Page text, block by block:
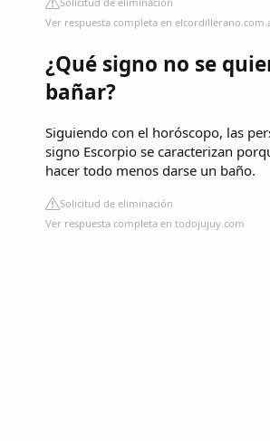
Ver respuesta completa en
¿Qué signo no se
bañar?
Siguiendo con el horóscopo, las
signo Escorpio se caracterizan
hacer todo menos darse un baño.
Solicitud de eliminación
Ver respuesta completa en todojujuy.com